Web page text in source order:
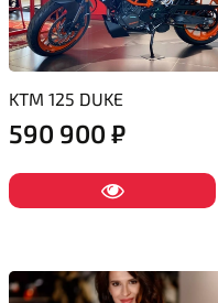
KTM 125 DUKE
590 900 ₽